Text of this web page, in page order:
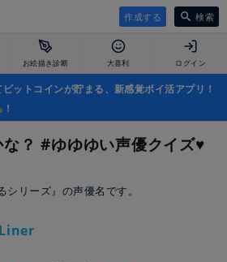
作成する 検索
お絵描き診断 大喜利 ログイン
ットコインが貯まる、新感覚ポイ活アプリ！
！
？ #ゆゆゆい声優クイズ♥️
リーズ』の声優名です。